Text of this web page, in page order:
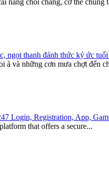
nắng chói chang, cơ thể chúng
ngọt thanh đánh thức ký ức
ả và những cơn mưa chợt đến
Login, Registration, App,
that offers a secure...